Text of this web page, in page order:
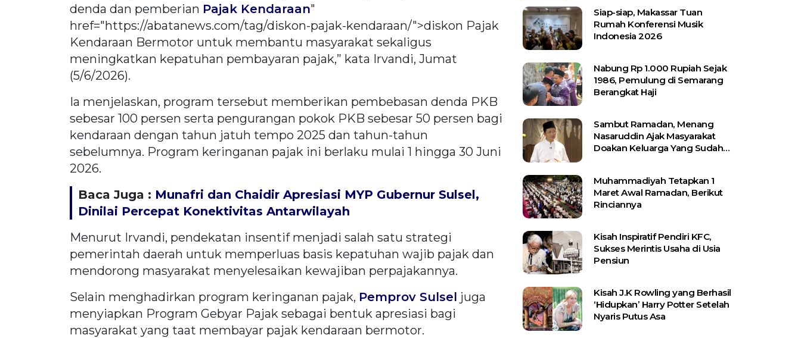
denda dan pemberian Pajak Kendaraan"
href="https://abatanews.com/tag/diskon-pajak-kendaraan/">diskon Pajak
Kendaraan Bermotor untuk membantu masyarakat sekaligus
meningkatkan kepatuhan pembayaran pajak,” kata Irvandi, Jumat
(5/6/2026).
Ia menjelaskan, program tersebut memberikan pembebasan denda PKB
sebesar 100 persen serta pengurangan pokok PKB sebesar 50 persen bagi
kendaraan dengan tahun jatuh tempo 2025 dan tahun-tahun
sebelumnya. Program keringanan pajak ini berlaku mulai 1 hingga 30 Juni
2026.
Baca Juga : Munafri dan Chaidir Apresiasi MYP Gubernur Sulsel,
Dinilai Percepat Konektivitas Antarwilayah
Menurut Irvandi, pendekatan insentif menjadi salah satu strategi
pemerintah daerah untuk memperluas basis kepatuhan wajib pajak dan
mendorong masyarakat menyelesaikan kewajiban perpajakannya.
Selain menghadirkan program keringanan pajak, Pemprov Sulsel juga
menyiapkan Program Gebyar Pajak sebagai bentuk apresiasi bagi
masyarakat yang taat membayar pajak kendaraan bermotor.
Siap-siap, Makassar Tuan
Rumah Konferensi Musik
Indonesia 2026
Nabung Rp 1.000 Rupiah Sejak
1986, Pemulung di Semarang
Berangkat Haji
Sambut Ramadan, Menang
Nasaruddin Ajak Masyarakat
Doakan Keluarga Yang Sudah
Muhammadiyah Tetapkan 1
Maret Awal Ramadan, Berikut
Rinciannya
Kisah Inspiratif Pendiri KFC,
Sukses Merintis Usaha di Usia
Pensiun
Kisah J.K Rowling yang Berhasil
‘Hidupkan’ Harry Potter Setelah
Nyaris Putus Asa